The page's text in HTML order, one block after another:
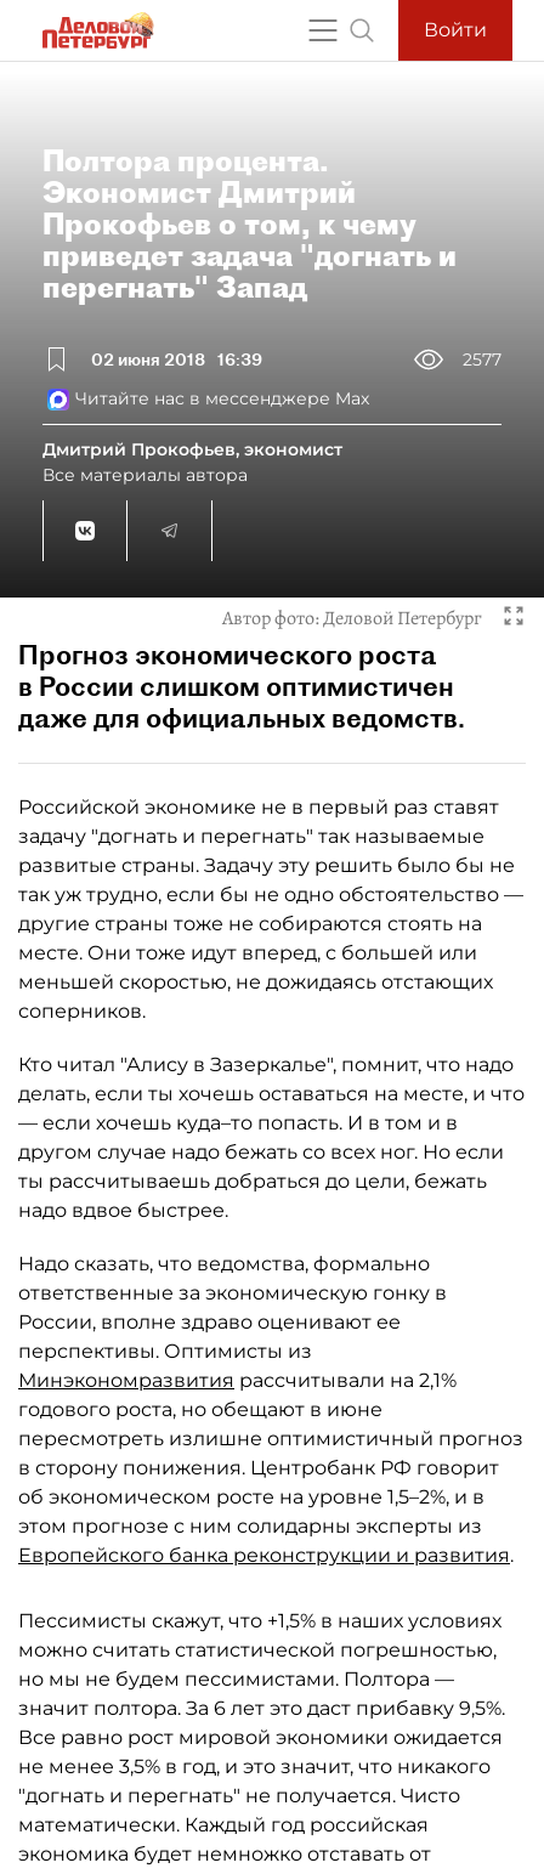
Войти
Полтора процента.
Экономист Дмитрий
Прокофьев о том, к чему
приведет задача "догнать и
перегнать" Запад
02 июня 2018 16:39
2577
Читайте нас в мессенджере Max
Дмитрий Прокофьев, экономист
Все материалы автора
Автор фото:Деловой Петербург
Прогноз экономического роста
в России слишком оптимистичен
даже для официальных ведомств.
Российской экономике не в первый раз ставят
задачу "догнать и перегнать" так называемые
развитые страны. Задачу эту решить было бы не
так уж трудно, если бы не одно обстоятельство —
другие страны тоже не собираются стоять на
месте. Они тоже идут вперед, с большей или
меньшей скоростью, не дожидаясь отстающих
соперников.
Кто читал "Алису в Зазеркалье", помнит, что надо
делать, если ты хочешь оставаться на месте, и что
— если хочешь куда–то попасть. И в том и в
другом случае надо бежать со всех ног. Но если
ты рассчитываешь добраться до цели, бежать
надо вдвое быстрее.
Надо сказать, что ведомства, формально
ответственные за экономическую гонку в
России, вполне здраво оценивают ее
перспективы. Оптимисты из
Минэкономразвития рассчитывали на 2,1%
годового роста, но обещают в июне
пересмотреть излишне оптимистичный прогноз
в сторону понижения. Центробанк РФ говорит
об экономическом росте на уровне 1,5–2%, и в
этом прогнозе с ним солидарны эксперты из
Европейского банка реконструкции и развития.
Пессимисты скажут, что +1,5% в наших условиях
можно считать статистической погрешностью,
но мы не будем пессимистами. Полтора —
значит полтора. За 6 лет это даст прибавку 9,5%.
Все равно рост мировой экономики ожидается
не менее 3,5% в год, и это значит, что никакого
"догнать и перегнать" не получается. Чисто
математически. Каждый год российская
экономика будет немножко отставать от